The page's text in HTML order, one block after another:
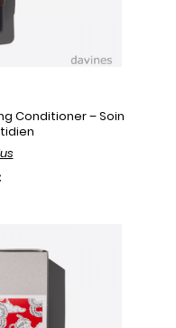
Conditioner – Soin